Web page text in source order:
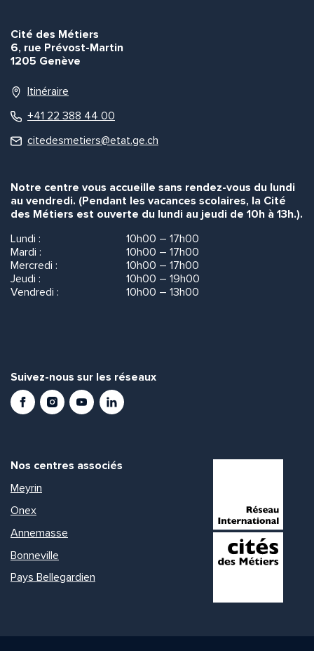
Cité des Métiers
6, rue Prévost-Martin
1205 Genève
Itinéraire
+41 22 388 44 00
citedesmetiers@etat.ge.ch
Notre centre vous accueille sans rendez-vous du lundi
au vendredi. (Pendant les vacances scolaires, la Cité
des Métiers est ouverte du lundi au jeudi de 10h à 13h.).
Lundi :
10h00 – 17h00
Mardi :
10h00 – 17h00
Mercredi :
10h00 – 17h00
Jeudi :
10h00 – 19h00
Vendredi :
10h00 – 13h00
Suivez-nous sur les réseaux
FacebookInstagramYoutubeLinkedIn
Nos centres associés
Meyrin
Onex
Annemasse
Bonneville
Pays Bellegardien
Prénom et nom*
Adresse e-mail*
Message*
Quelle est la pertinence de cette page?
Commentaire*